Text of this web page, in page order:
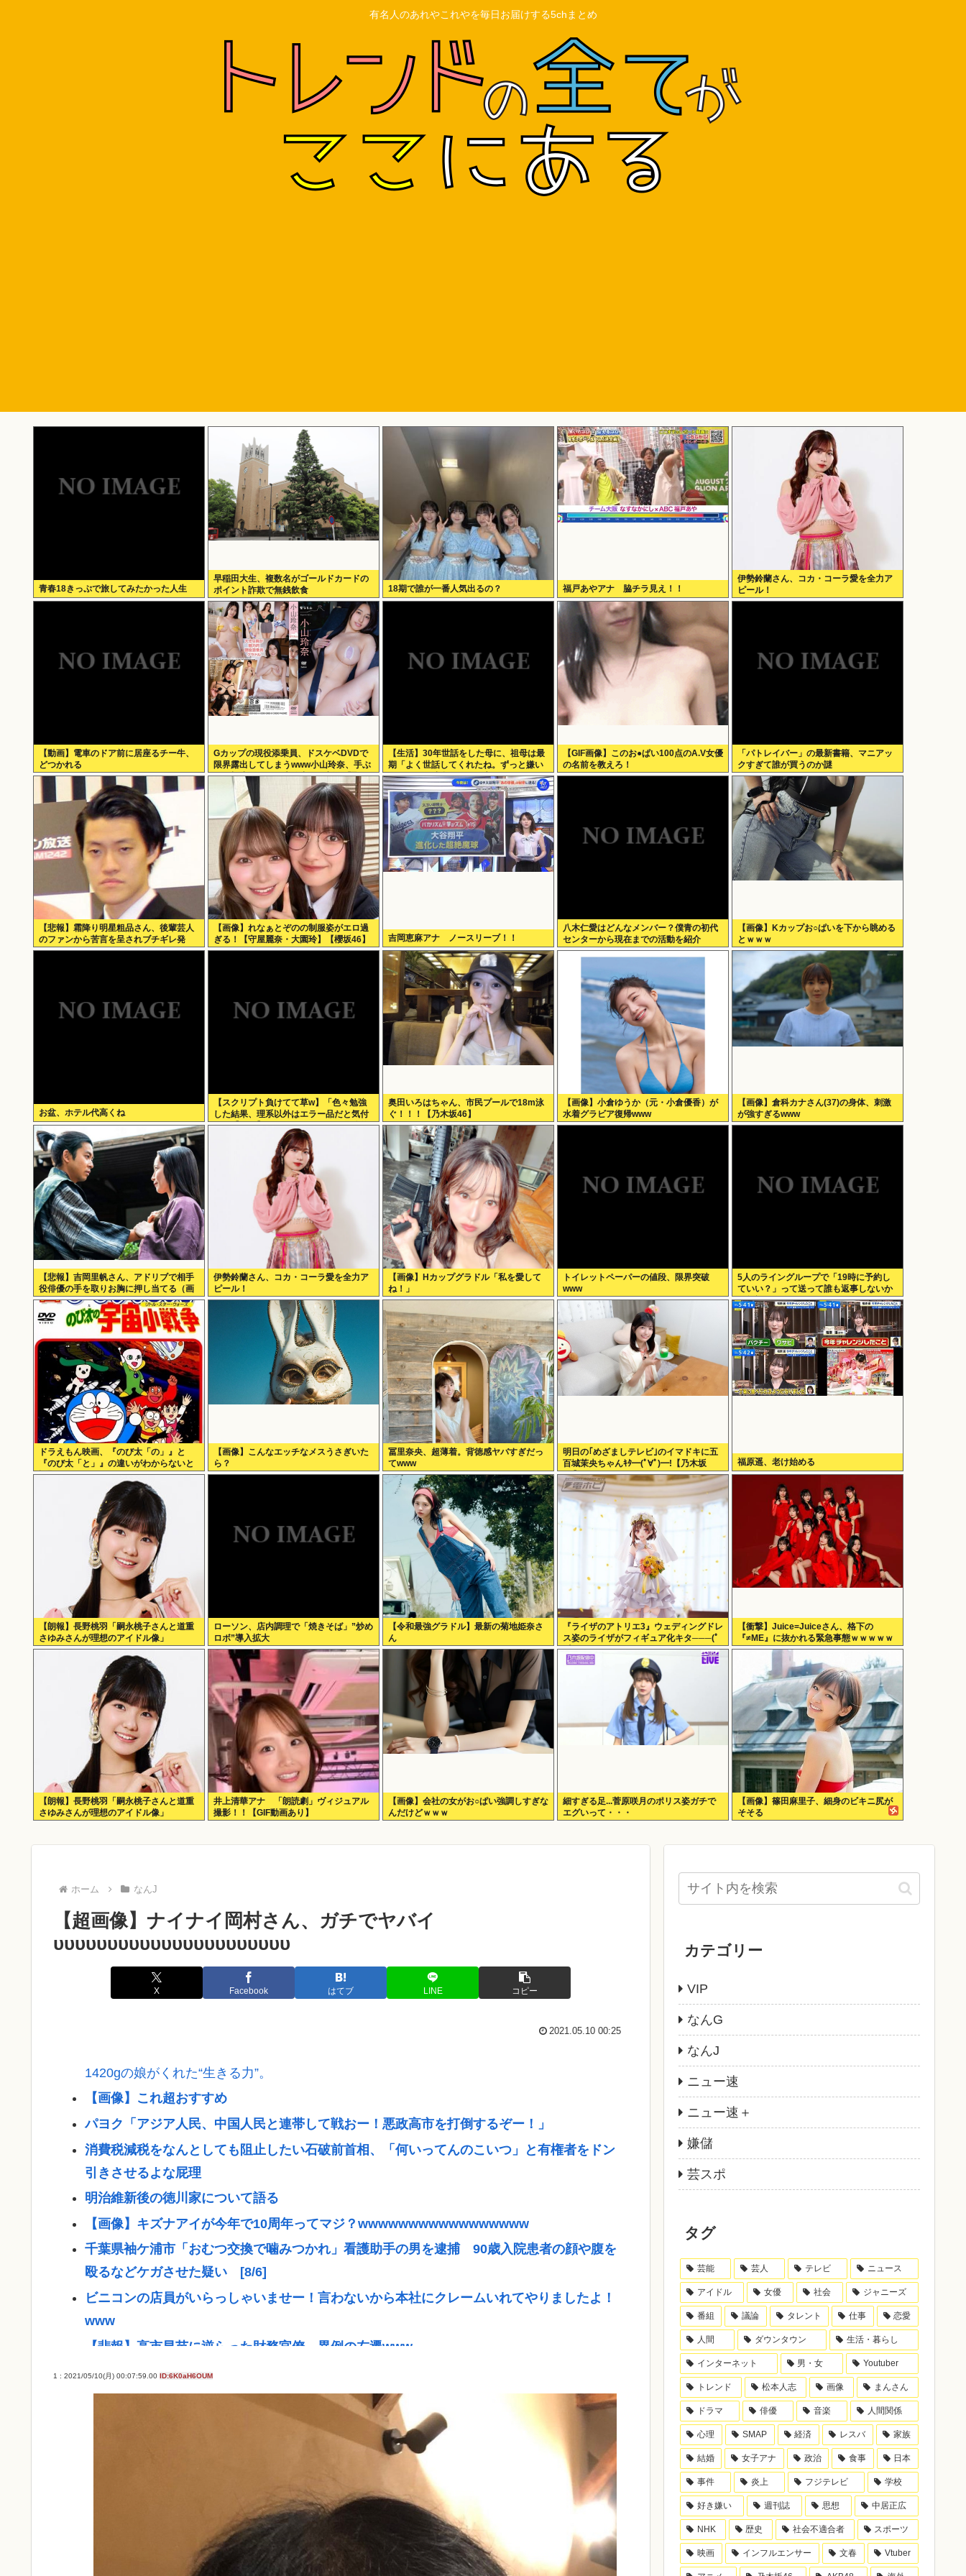
有名人のあれやこれやを毎日お届けする5chまとめ
青春18きっぷで旅してみたかった人生
早稲田大生、複数名がゴールドカードの
ポイント詐欺で無銭飲食
18期で誰が一番人気出るの？ 福戸あやアナ 脇チラ見え！！
伊勢鈴蘭さん、コカ・コーラ愛を全力ア
ピール！
【動画】電車のドア前に居座るチー牛、
どつかれる
Gカップの現役添乗員、ドスケベDVDで
限界露出してしまうwww小山玲奈、手ぶ
らや極小ビキニで大放出！！新作「聖な
る山」の動画＆画像まとめ！
【生活】30年世話をした母に、祖母は最
期「よく世話してくれたね。ずっと嫌い
だったのが残念だよ」と言って死んだ
【GIF画像】このお●ぱい100点のA.V女優
の名前を教えろ！
「パトレイバー」の最新書籍、マニアッ
クすぎて誰が買うのか謎
【悲報】霜降り明星粗品さん、後輩芸人
のファンから苦言を呈されブチギレ発
狂…
【画像】れなぁとぞのの制服姿がエロ過
ぎる！【守屋麗奈・大園玲】【櫻坂46】
吉岡恵麻アナ ノースリーブ！！
八木仁愛はどんなメンバー？僕青の初代
センターから現在までの活動を紹介
【画像】Kカップお○ぱいを下から眺める
とｗｗｗ
お盆、ホテル代高くね
【スクリプト負けてて草w】「色々勉強
した結果、理系以外はエラー品だと気付
いた【ガチ】」について、もっと具体的
奥田いろはちゃん、市民プールで18m泳
ぐ！！！【乃木坂46】
【画像】小倉ゆうか（元・小倉優香）が
水着グラビア復帰www
【画像】倉科カナさん(37)の身体、刺激
が強すぎるwww
【悲報】吉岡里帆さん、アドリブで相手
役俳優の手を取りお胸に押し当てる（画
像あり）
伊勢鈴蘭さん、コカ・コーラ愛を全力ア
ピール！
【画像】Hカップグラドル「私を愛して
ね！」
トイレットペーパーの値段、限界突破
www
5人のライングループで「19時に予約し
ていい？」って送って誰も返事しないか
ら無視でいいよね？
ドラえもん映画、『のび太「の」』と
『のび太「と」』の違いがわからないと
話題に
【画像】こんなエッチなメスうさぎいた
ら？
冨里奈央、超薄着。背徳感ヤバすぎだっ
てwww
明日の｢めざましテレビ｣のイマドキに五
百城茉央ちゃんｷﾀ━(ﾟ∀ﾟ)━!【乃木坂
46】
福原遥、老け始める
【朗報】長野桃羽「嗣永桃子さんと道重
さゆみさんが理想のアイドル像」
ローソン、店内調理で「焼きそば」”炒め
ロボ”導入拡大
【令和最強グラドル】最新の菊地姫奈さ
ん
『ライザのアトリエ3』ウェディングドレ
ス姿のライザがフィギュア化キタ───(ﾟ
∀ﾟ)───!!!!!
【衝撃】Juice=Juiceさん、格下の
『≠ME』に抜かれる緊急事態ｗｗｗｗｗ
ｗｗｗｗｗｗｗ
【朗報】長野桃羽「嗣永桃子さんと道重
さゆみさんが理想のアイドル像」
井上清華アナ 「朗読劇」ヴィジュアル
撮影！！【GIF動画あり】
【画像】会社の女がお○ぱい強調しすぎな
んだけどｗｗｗ
細すぎる足...菅原咲月のポリス姿ガチで
エグいって・・・
【画像】篠田麻里子、細身のビキニ尻が
そそる
ホーム なんJ
【超画像】ナイナイ岡村さん、ガチでヤバイ
υυυυυυυυυυυυυυυυυυυυυυ
X Facebook はてブ LINE コピー
2021.05.10 00:25
1420gの娘がくれた“生きる力”。
【画像】これ超おすすめ
パヨク「アジア人民、中国人民と連帯して戦おー！悪政高市を打倒するぞー！」
消費税減税をなんとしても阻止したい石破前首相、「何いってんのこいつ」と有権者をドン
引きさせるよな屁理
明治維新後の徳川家について語る
【画像】キズナアイが今年で10周年ってマジ？wwwwwwwwwwwwwwwww
千葉県袖ケ浦市「おむつ交換で噛みつかれ」看護助手の男を逮捕 90歳入院患者の顔や腹を
殴るなどケガさせた疑い [8/6]
ビニコンの店員がいらっしゃいませー！言わないから本社にクレームいれてやりましたよ！
www
【悲報】高市早苗に逆らった財務官僚、異例の左遷www
【悲報】NISA民、『オルカン』『S&P500』『NASDAQ100』しか買わない
【悲報】お弁当屋さん、消費税が下がっても値段据え置き
高市総理と対話の避難所代表者「避難所の生活は至れり尽くせりで全く不自由ない、ありが
ここ数年「どっちもどっち」とか「まだわからないから叩くな」とかゆうチキン野郎が増え
たけどどっから来たの？(´・ω・`)
【動画】手術中に熊本地震直撃やばすぎwww
医療脱毛・脱毛サロンを考えてるんだが！脱毛モメンいるか？？
ジャンポケ斉藤「同意があったんです。本当です。信じて下さい」 ←何でこの主張が通らな
1 : 2021/05/10(月) 00:07:59.00 ID:6K0aH6OUM
カテゴリー
VIP
なんG
なんJ
ニュー速
ニュー速＋
嫌儲
芸スポ
タグ
芸能 芸人 テレビ ニュース
アイドル 女優 社会 ジャニーズ
番組 議論 タレント 仕事 恋愛
人間 ダウンタウン 生活・暮らし
インターネット 男・女 Youtuber
トレンド 松本人志 画像 まんさん
ドラマ 俳優 音楽 人間関係
心理 SMAP 経済 レスバ 家族
結婚 女子アナ 政治 食事 日本
事件 炎上 フジテレビ 学校
好き嫌い 週刊誌 思想 中居正広
NHK 歴史 社会不適合者 スポーツ
映画 インフルエンサー 文春 Vtuber